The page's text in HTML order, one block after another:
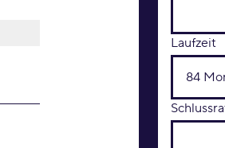
Laufzeit